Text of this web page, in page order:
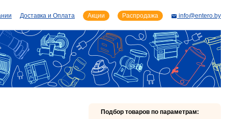
Подбор товаров по параметрам:
Доставка и Оплата Акции Распродажа info@entero.by